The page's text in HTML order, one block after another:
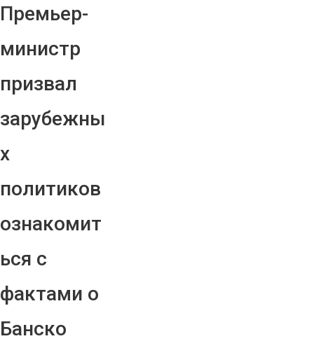
Премьер-
министр
призвал
зарубежны
х
политиков
ознакомит
ься с
фактами о
Банско